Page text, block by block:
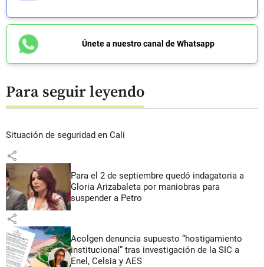
Únete a nuestro canal de Whatsapp
Para seguir leyendo
Situación de seguridad en Cali
share
Para el 2 de septiembre quedó indagatoria a
Gloria Arizabaleta por maniobras para
suspender a Petro
share
Acolgen denuncia supuesto “hostigamiento
institucional” tras investigación de la SIC a
Enel, Celsia y AES